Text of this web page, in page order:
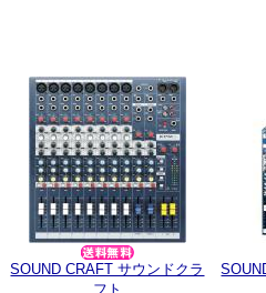
SOUND CRAFT サウンドクラ
フト